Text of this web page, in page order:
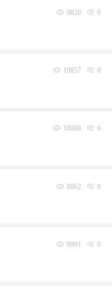
9820 0
10857 0
10068 0
8862 0
9991 0